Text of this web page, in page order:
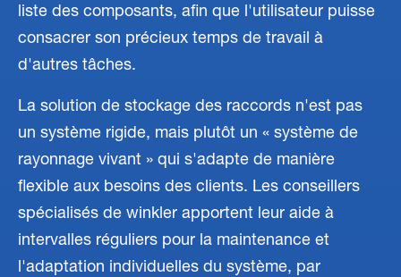
liste des composants, afin que l'utilisateur puisse
consacrer son précieux temps de travail à
d'autres tâches.
La solution de stockage des raccords n'est pas
un système rigide, mais plutôt un « système de
rayonnage vivant » qui s'adapte de manière
flexible aux besoins des clients. Les conseillers
spécialisés de winkler apportent leur aide à
intervalles réguliers pour la maintenance et
l'adaptation individuelles du système, par